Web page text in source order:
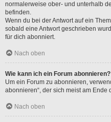
normalerweise ober- und unterhalb
befinden.
Wenn du bei der Antwort auf ein
sobald eine Antwort geschrieben
für dich abonniert.
Nach oben
Wie kann ich ein Forum abonnieren?
Um ein Forum zu abonnieren,
abonnieren“, der sich meist am Ende
Nach oben